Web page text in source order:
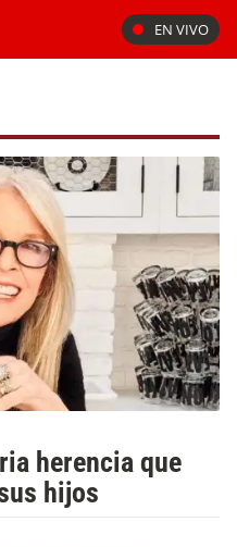
EN VIVO
herencia que
hijos